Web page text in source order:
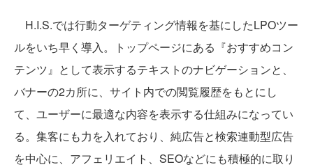
H.I.S.では行動ターゲティング情報を基にしたLPOツー
ルをいち早く導入。トップページにある『おすすめコン
テンツ』として表示するテキストのナビゲーションと、
バナーの2カ所に、サイト内での閲覧履歴をもとにし
て、ユーザーに最適な内容を表示する仕組みになってい
る。集客にも力を入れており、純広告と検索連動型広告
を中心に、アフェリエイト、SEOなどにも積極的に取り